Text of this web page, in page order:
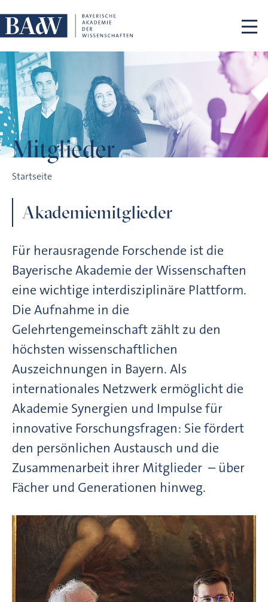
Mitglieder
Startseite
Akademiemitglieder
Für herausragende Forschende ist die
Bayerische Akademie der Wissenschaften
eine wichtige interdisziplinäre Plattform.
Die Aufnahme in die
Gelehrtengemeinschaft zählt zu den
höchsten wissenschaftlichen
Auszeichnungen in Bayern. Als
internationales Netzwerk ermöglicht die
Akademie Synergien und Impulse für
innovative Forschungsfragen: Sie fördert
den persönlichen Austausch und die
Zusammenarbeit ihrer Mitglieder – über
Fächer und Generationen hinweg.